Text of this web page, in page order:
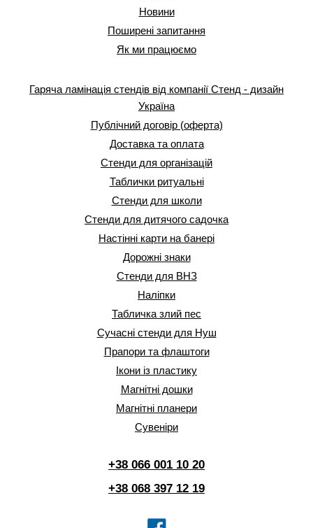
Новини
Поширені запитання
Як ми працюємо
Гаряча ламінація стендів від компанії Стенд - дизайн
Україна
Публічний договір (оферта)
Доставка та оплата
Стенди для організацій
Таблички ритуальні
Стенди для школи
Стенди для дитячого садочка
Настінні карти на банері
Дорожні знаки
Стенди для ВНЗ
Наліпки
Табличка злий пес
Сучасні стенди для Нуш
Прапори та флаштоги
Ікони із пластику
Магнітні дошки
Магнітні планери
Сувеніри
+38 066 001 10 20
+38 068 397 12 19